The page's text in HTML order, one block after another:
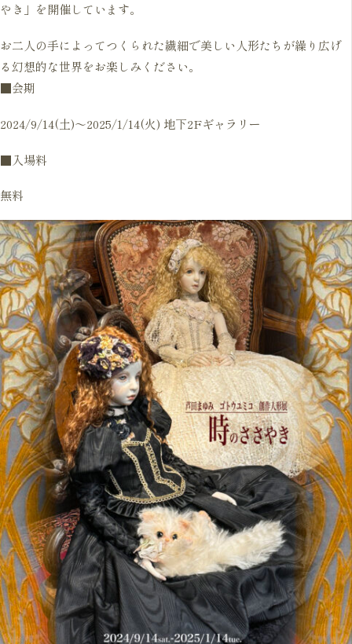
やき」を開催しています。
お二人の手によってつくられた繊細で美しい人形たちが繰り広げ
る幻想的な世界をお楽しみください。
■会期
2024/9/14(土)～2025/1/14(火) 地下2Fギャラリー
■入場料
無料